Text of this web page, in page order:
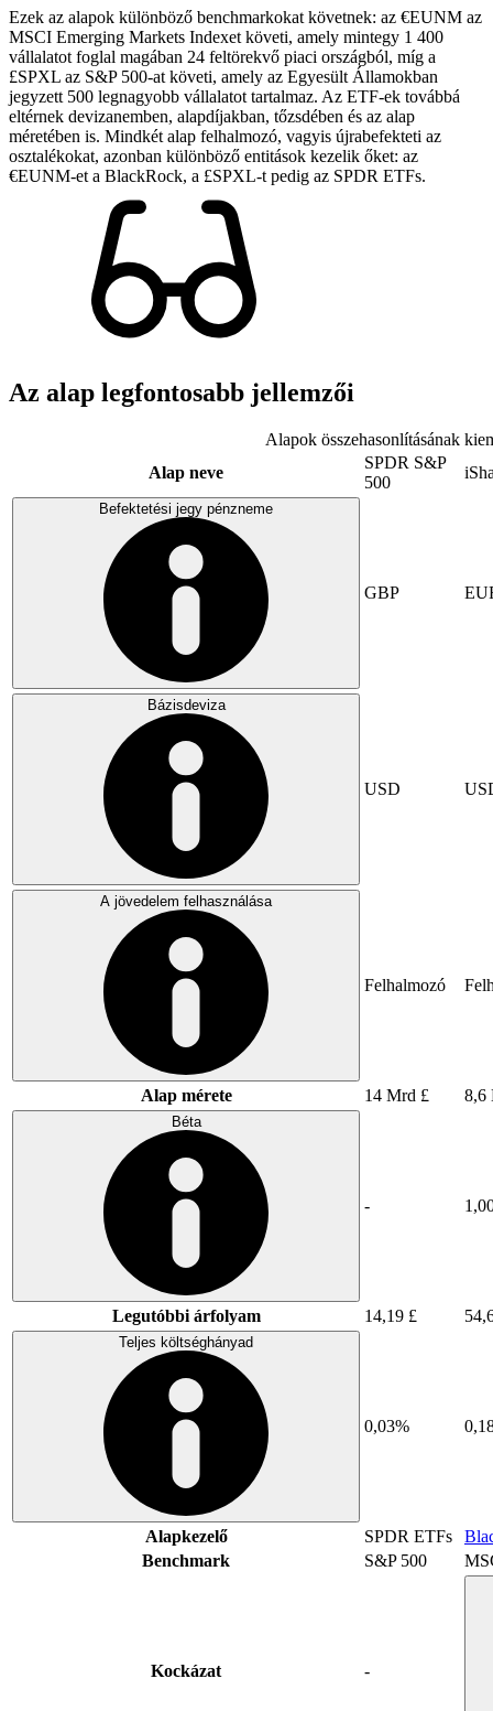
Ezek az alapok különböző benchmarkokat követnek: az €EUNM az
MSCI Emerging Markets Indexet követi, amely mintegy 1 400
vállalatot foglal magában 24 feltörekvő piaci országból, míg a
£SPXL az S&P 500-at követi, amely az Egyesült Államokban
jegyzett 500 legnagyobb vállalatot tartalmaz. Az ETF-ek továbbá
eltérnek devizanemben, alapdíjakban, tőzsdében és az alap
méretében is. Mindkét alap felhalmozó, vagyis újrabefekteti az
osztalékokat, azonban különböző entitások kezelik őket: az
€EUNM-et a BlackRock, a £SPXL-t pedig az SPDR ETFs.
Az alap legfontosabb jellemzői
Alapok összehasonlításának
Alap neve
SPDR S&P
500
Befektetési jegy pénzneme
GBP
Bázisdeviza
USD
A jövedelem felhasználása
Felhalmozó
Alap mérete 14 Mrd £ 8,6
Béta
-
Legutóbbi árfolyam 14,19 £
Teljes költséghányad
0,03%
Alapkezelő SPDR ETFs
Benchmark
S&P 500
Kockázat -